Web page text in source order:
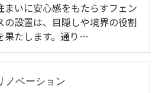
まいに安心感をもたらすフェン
の設置は、目隠しや境界の役割
果たします。通り…
ノベーション